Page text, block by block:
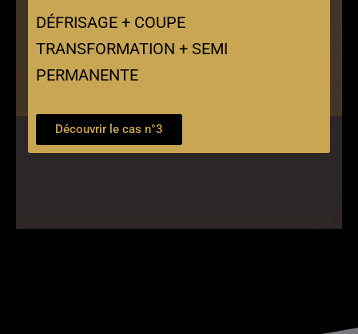
DÉFRISAGE + COUPE
TRANSFORMATION + SEMI
PERMANENTE
Découvrir le cas n°3